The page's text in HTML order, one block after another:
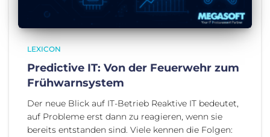
LEXICON
Predictive IT: Von der Feuerwehr zum
Frühwarnsystem
Der neue Blick auf IT-Betrieb Reaktive IT bedeutet,
auf Probleme erst dann zu reagieren, wenn sie
bereits entstanden sind. Viele kennen die Folgen: